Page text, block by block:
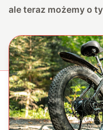
ale teraz możemy o